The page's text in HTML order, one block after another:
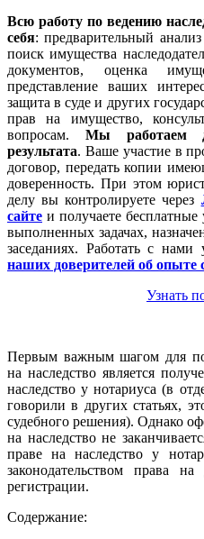
Всю работу по ведению
себя: предварительный
поиск имущества
документов, оценка
представление ваших
защита в суде и других
прав на имущество,
вопросам. Мы работаем
результата. Ваше участие в
договор, передать копии
доверенность. При этом
делу вы контролируете через
сайте и получаете
выполненных задачах,
заседаниях. Работать с нами
наших доверителей об опыте
Узнать
Первым важным шагом для
на наследство является
наследство у нотариуса (в
говорили в других статьях,
судебного решения). Однако
на наследство не
праве на наследство у
законодательством права
регистрации.
Содержание: